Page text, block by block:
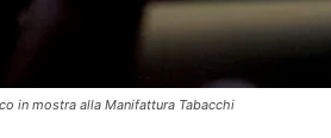
in mostra alla Manifattura Tabacchi